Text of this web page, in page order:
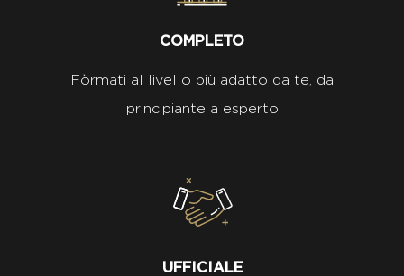
COMPLETO
Fòrmati al livello più adatto da te, da
principiante a esperto
UFFICIALE